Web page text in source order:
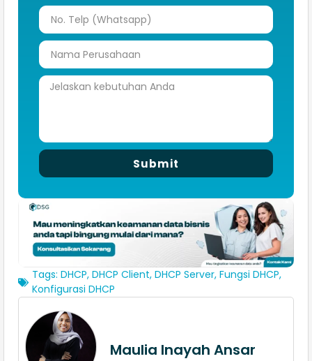
Submit
Tags: DHCP, DHCP Client, DHCP Server, Fungsi DHCP,
Konfigurasi DHCP
Maulia Inayah Ansar